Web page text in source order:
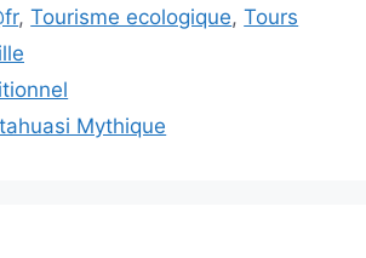
,Tourisme ecologique,Tours
Mythique